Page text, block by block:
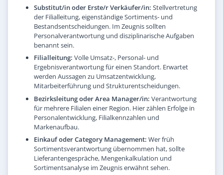
Substitut/in oder Erste/r Verkäufer/in: Stellvertretung
der Filialleitung, eigenständige Sortiments- und
Bestandsentscheidungen. Im Zeugnis sollten
Personalverantwortung und disziplinarische Aufgaben
benannt sein.
Filialleitung: Volle Umsatz-, Personal- und
Ergebnisverantwortung für einen Standort. Erwartet
werden Aussagen zu Umsatzentwicklung,
Mitarbeiterführung und Strukturentscheidungen.
Bezirksleitung oder Area Manager/in: Verantwortung
für mehrere Filialen einer Region. Hier zählen Erfolge in
Personalentwicklung, Filialkennzahlen und
Markenaufbau.
Einkauf oder Category Management: Wer früh
Sortimentsverantwortung übernommen hat, sollte
Lieferantengespräche, Mengenkalkulation und
Sortimentsanalyse im Zeugnis erwähnt sehen.